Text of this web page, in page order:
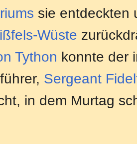
sie entdeckten
Wüste
Tython konnte der
Sergeant
in dem Murtag